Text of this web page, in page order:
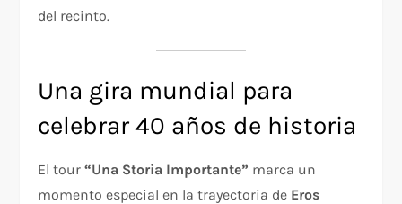
del recinto.
Una gira mundial para
celebrar 40 años de historia
El tour“Una Storia Importante” marca un
momento especial en la trayectoria de Eros